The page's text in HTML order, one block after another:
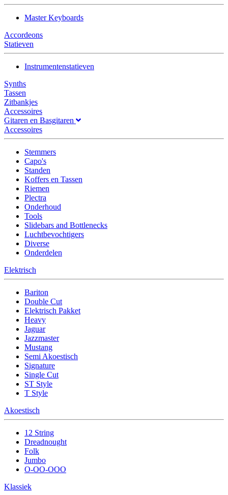
Master Keyboards
Accordeons
Statieven
Instrumentenstatieven
Synths
Tassen
Zitbankjes
Accessoires
Gitaren en Basgitaren
Accessoires
Stemmers
Capo's
Standen
Koffers en Tassen
Riemen
Plectra
Onderhoud
Tools
Slidebars and Bottlenecks
Luchtbevochtigers
Diverse
Onderdelen
Elektrisch
Bariton
Double Cut
Elektrisch Pakket
Heavy
Jaguar
Jazzmaster
Mustang
Semi Akoestisch
Signature
Single Cut
ST Style
T Style
Akoestisch
12 String
Dreadnought
Folk
Jumbo
O-OO-OOO
Klassiek